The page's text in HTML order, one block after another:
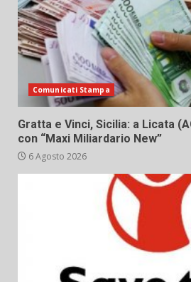
Comunicati Stampa
Gratta e Vinci, Sicilia: a Licata
con “Maxi Miliardario New”
6 Agosto 2026